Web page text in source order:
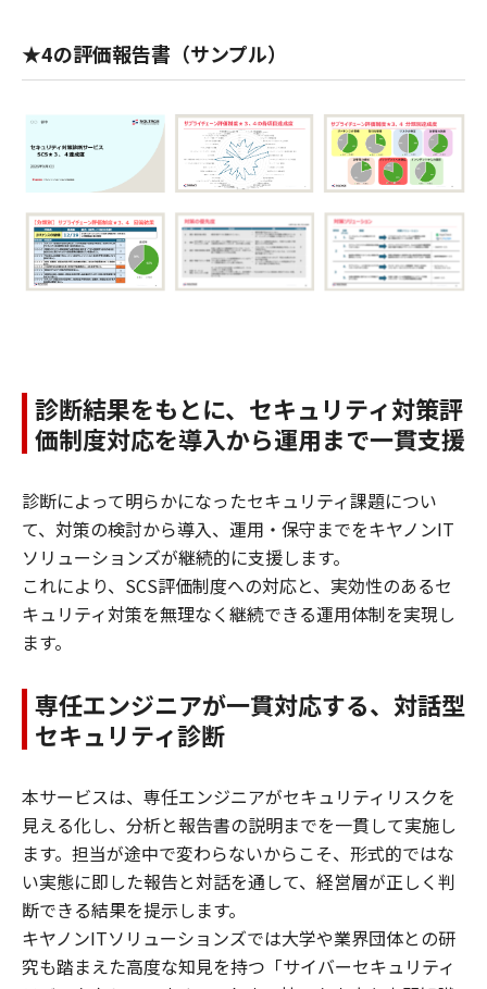
★4の評価報告書（サンプル）
診断結果をもとに、セキュリティ対策評
価制度対応を導入から運用まで一貫支援
診断によって明らかになったセキュリティ課題につい
て、対策の検討から導入、運用・保守までをキヤノンIT
ソリューションズが継続的に支援します。
これにより、SCS評価制度への対応と、実効性のあるセ
キュリティ対策を無理なく継続できる運用体制を実現し
ます。
専任エンジニアが一貫対応する、対話型
セキュリティ診断
本サービスは、専任エンジニアがセキュリティリスクを
見える化し、分析と報告書の説明までを一貫して実施し
ます。担当が途中で変わらないからこそ、形式的ではな
い実態に即した報告と対話を通して、経営層が正しく判
断できる結果を提示します。
キヤノンITソリューションズでは大学や業界団体との研
究も踏まえた高度な知見を持つ「サイバーセキュリティ